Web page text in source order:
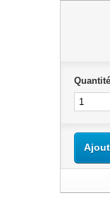
Quantité